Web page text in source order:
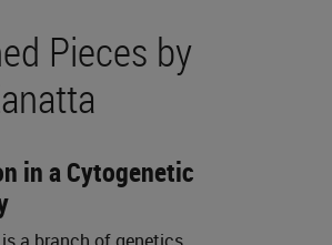
Pieces by
in a Cytogenetic